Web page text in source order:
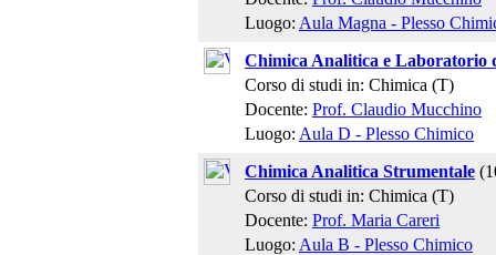
Luogo: Aula Magna - Plesso
Chimica Analitica e Laboratorio
Corso di studi in: Chimica (T)
Docente: Prof. Claudio Mucchino
Luogo: Aula D - Plesso Chimico
Chimica Analitica Strumentale
Corso di studi in: Chimica (T)
Docente: Prof. Maria Careri
Luogo: Aula B - Plesso Chimico